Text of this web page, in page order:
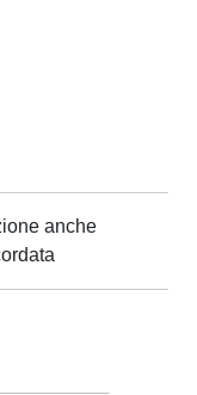
anche